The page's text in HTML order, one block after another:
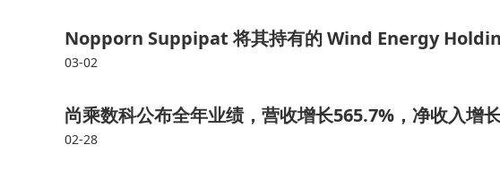
Nopporn Suppipat 将其持有的 Wind Energy
03-02
尚乘数科公布全年业绩，营收增长565.7%，净收入增
02-28